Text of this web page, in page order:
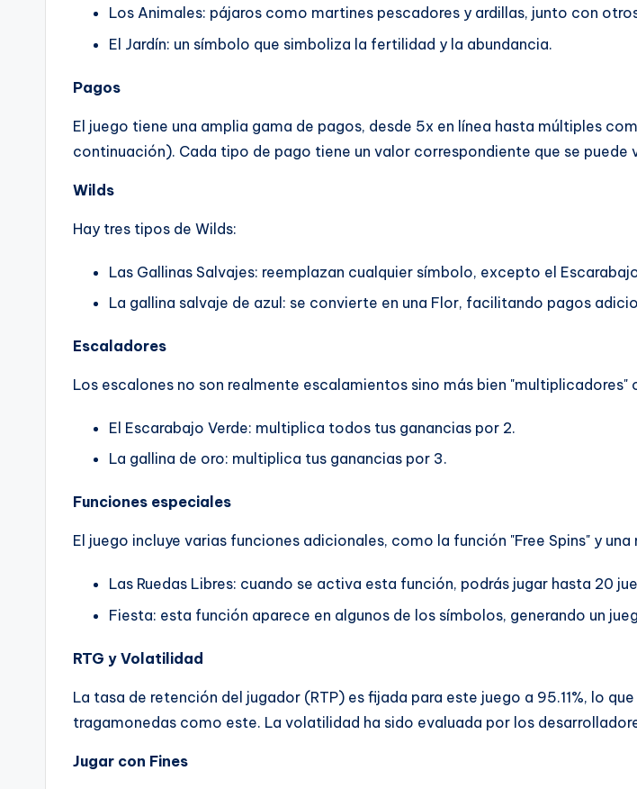
Los Animales: pájaros como martines pescadores y ardillas, junto con
El Jardín: un símbolo que simboliza la fertilidad y la abundancia.
Pagos
El juego tiene una amplia gama de pagos, desde 5x en línea hasta múltiples
continuación). Cada tipo de pago tiene un valor correspondiente que se puede
Wilds
Hay tres tipos de Wilds:
Las Gallinas Salvajes: reemplazan cualquier símbolo, excepto el
La gallina salvaje de azul: se convierte en una Flor, facilitando pagos
Escaladores
Los escalones no son realmente escalamientos sino más bien
El Escarabajo Verde: multiplica todos tus ganancias por 2.
La gallina de oro: multiplica tus ganancias por 3.
Funciones especiales
El juego incluye varias funciones adicionales, como la función "Free Spins" y
Las Ruedas Libres: cuando se activa esta función, podrás jugar hasta 20
Fiesta: esta función aparece en algunos de los símbolos, generando un
RTG y Volatilidad
La tasa de retención del jugador (RTP) es fijada para este juego a 95.11%, lo
tragamonedas como este. La volatilidad ha sido evaluada por los
Jugar con Fines